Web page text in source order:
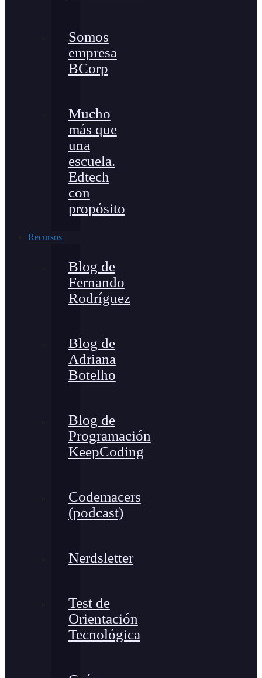
Somos
empresa
BCorp
Mucho
más que
una
escuela.
Edtech
con
propósito
Recursos
Blog de
Fernando
Rodríguez
Blog de
Adriana
Botelho
Blog de
Programación
KeepCoding
Codemacers
(podcast)
Nerdsletter
Test de
Orientación
Tecnológica